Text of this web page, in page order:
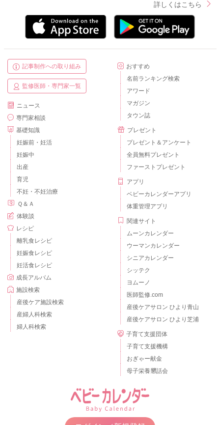
詳しくはこちら
記事制作への取り組み
監修医師・専門家一覧
ニュース
専門家相談
基礎知識
妊娠前・妊活
妊娠中
出産
育児
不妊・不妊治療
Ｑ＆Ａ
体験談
レシピ
離乳食レシピ
妊娠食レシピ
妊活食レシピ
成長アルバム
施設検索
産後ケア施設検索
産婦人科検索
婦人科検索
おすすめ
名前ランキング検索
アワード
マガジン
タウン誌
プレゼント
プレゼント＆アンケート
全員無料プレゼント
ファーストプレゼント
アプリ
ベビーカレンダーアプリ
体重管理アプリ
関連サイト
ムーンカレンダー
ウーマンカレンダー
シニアカレンダー
シッテク
ヨムーノ
医師監修.com
産後ケアサロン ひより青山
産後ケアサロン ひより芝浦
子育て支援団体
子育て支援機構
おぎゃー献金
母子栄養懇話会